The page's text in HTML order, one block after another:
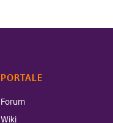
PORTALE
Forum
Wiki